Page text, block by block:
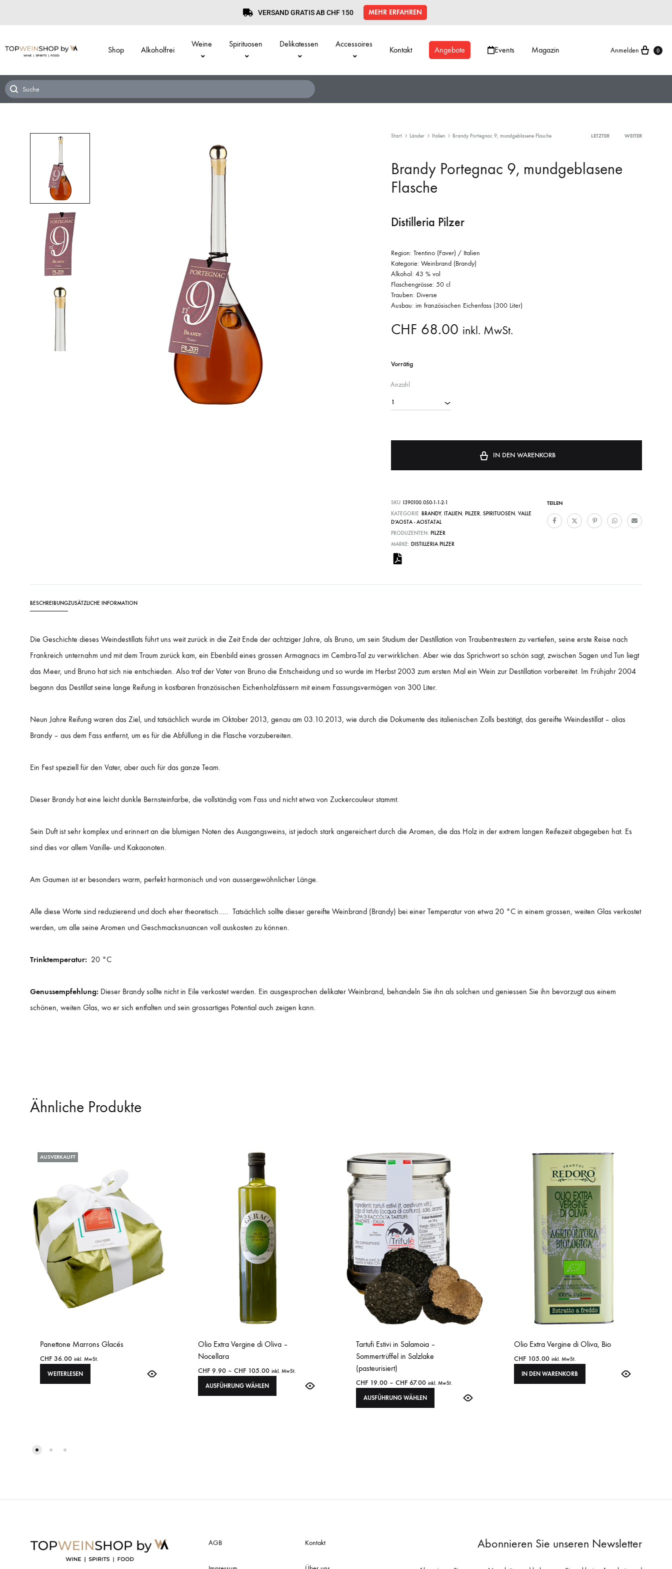
VERSAND GRATIS AB CHF 150 MEHR ERFAHREN
Shop Alkoholfrei
Weine Spirituosen Delikatessen Accessoires
Kontakt Angebote Events Magazin Anmelden 0
Start Länder Italien Brandy Portegnac 9, mundgeblasene Flasche LETZTER WEITER
Brandy Portegnac 9, mundgeblasene
Flasche
Distilleria Pilzer
Region: Trentino (Faver) / Italien
Kategorie: Weinbrand (Brandy)
Alkohol: 43 % vol
Flaschengrösse: 50 cl
Trauben: Diverse
Ausbau: im französischen Eichenfass (300 Liter)
CHF 68.00 inkl. MwSt.
Vorrätig
Anzahl
1
IN DEN WARENKORB
TEILEN
SKU I390100.050-1-1-2-1
KATEGORIE BRANDY, ITALIEN, PILZER, SPIRITUOSEN, VALLE
D’AOSTA - AOSTATAL
PRODUZENTEN: PILZER
MARKE: DISTILLERIA PILZER
BESCHREIBUNGZUSÄTZLICHE INFORMATION
Die Geschichte dieses Weindestillats führt uns weit zurück in die Zeit Ende der achtziger Jahre, als Bruno, um sein Studium der Destillation von Traubentrestern zu vertiefen, seine erste Reise nach
Frankreich unternahm und mit dem Traum zurück kam, ein Ebenbild eines grossen Armagnacs im Cembra-Tal zu verwirklichen. Aber wie das Sprichwort so schön sagt, zwischen Sagen und Tun liegt
das Meer, und Bruno hat sich nie entschieden. Also traf der Vater von Bruno die Entscheidung und so wurde im Herbst 2003 zum ersten Mal ein Wein zur Destillation vorbereitet. Im Frühjahr 2004
begann das Destillat seine lange Reifung in kostbaren französischen Eichenholzfässern mit einem Fassungsvermögen von 300 Liter.
Neun Jahre Reifung waren das Ziel, und tatsächlich wurde im Oktober 2013, genau am 03.10.2013, wie durch die Dokumente des italienischen Zolls bestätigt, das gereifte Weindestillat – alias
Brandy – aus dem Fass entfernt, um es für die Abfüllung in die Flasche vorzubereiten.
Ein Fest speziell für den Vater, aber auch für das ganze Team.
Dieser Brandy hat eine leicht dunkle Bernsteinfarbe, die vollständig vom Fass und nicht etwa von Zuckercouleur stammt.
Sein Duft ist sehr komplex und erinnert an die blumigen Noten des Ausgangsweins, ist jedoch stark angereichert durch die Aromen, die das Holz in der extrem langen Reifezeit abgegeben hat. Es
sind dies vor allem Vanille- und Kakaonoten.
Am Gaumen ist er besonders warm, perfekt harmonisch und von aussergewöhnlicher Länge.
Alle diese Worte sind reduzierend und doch eher theoretisch….. Tatsächlich sollte dieser gereifte Weinbrand (Brandy) bei einer Temperatur von etwa 20 °C in einem grossen, weiten Glas verkostet
werden, um alle seine Aromen und Geschmacksnuancen voll auskosten zu können.
Trinktemperatur: 20 °C
Genussempfehlung: Dieser Brandy sollte nicht in Eile verkostet werden. Ein ausgesprochen delikater Weinbrand, behandeln Sie ihn als solchen und geniessen Sie ihn bevorzugt aus einem
schönen, weiten Glas, wo er sich entfalten und sein grossartiges Potential auch zeigen kann.
Ähnliche Produkte
AUSVERKAUFT
Panettone Marrons Glacés
CHF 36.00 inkl. MwSt.
WEITERLESEN
Olio Extra Vergine di Oliva –
Nocellara
CHF 9.90 – CHF 105.00 inkl. MwSt.
AUSFÜHRUNG WÄHLEN
Tartufi Estivi in Salamoia –
Sommertrüffel in Salzlake
(pasteurisiert)
CHF 19.00 – CHF 67.00 inkl. MwSt.
AUSFÜHRUNG WÄHLEN
Olio Extra Vergine di Oliva, Bio
CHF 105.00 inkl. MwSt.
IN DEN WARENKORB
AGB Kontakt Abonnieren Sie unseren Newsletter